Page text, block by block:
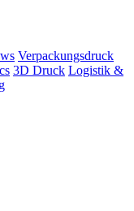
Verpackungsdruck
3D Druck Logistik &